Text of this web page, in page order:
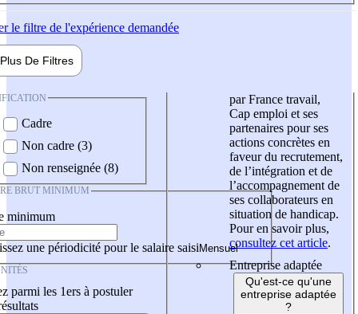
le filtre de l'expérience demandée
Plus De Filtres
Cadre
Non cadre (3)
Non renseignée (8)
BRUT MINIMUM
minimum
une périodicité pour le salaire saisi
parmi les 1ers à postuler
par France travail,
Cap emploi et ses
partenaires pour ses
actions concrètes en
faveur du recrutement,
de l’intégration et de
l’accompagnement de
ses collaborateurs en
situation de handicap.
Pour en savoir plus,
consultez cet article.
Entreprise adaptée
Qu'est-ce qu'une
entreprise adaptée
?